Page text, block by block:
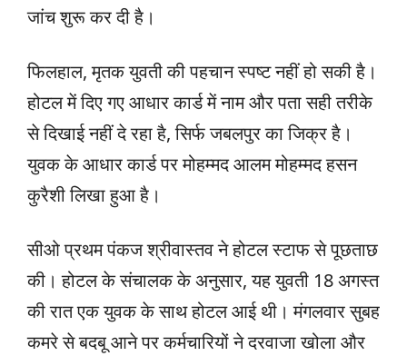
जांच शुरू कर दी है।
फिलहाल, मृतक युवती की पहचान स्पष्ट नहीं हो सकी है।
होटल में दिए गए आधार कार्ड में नाम और पता सही तरीके
से दिखाई नहीं दे रहा है, सिर्फ जबलपुर का जिक्र है।
युवक के आधार कार्ड पर मोहम्मद आलम मोहम्मद हसन
कुरैशी लिखा हुआ है।
सीओ प्रथम पंकज श्रीवास्तव ने होटल स्टाफ से पूछताछ
की। होटल के संचालक के अनुसार, यह युवती 18 अगस्त
की रात एक युवक के साथ होटल आई थी। मंगलवार सुबह
कमरे से बदबू आने पर कर्मचारियों ने दरवाजा खोला और